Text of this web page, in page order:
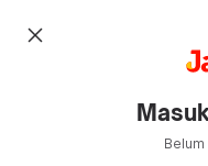
close
Belum